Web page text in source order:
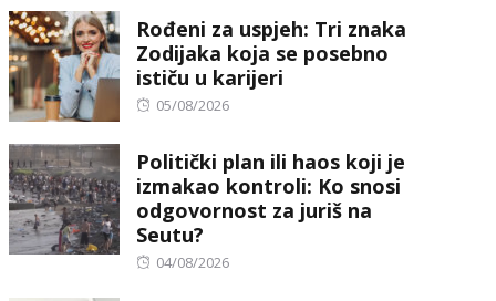
Rođeni za uspjeh: Tri znaka
Zodijaka koja se posebno
ističu u karijeri
Posted
05/08/2026
Politički plan ili haos koji je
izmakao kontroli: Ko snosi
odgovornost za juriš na
Seutu?
Posted
04/08/2026